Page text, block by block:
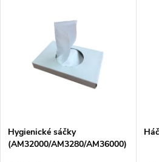
p
Abecedně
s
Hygienické sáčky
(AM32000/AM3280/AM36000)